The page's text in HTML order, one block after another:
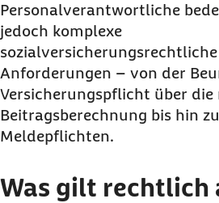
Welche Beiträge fallen bei
Mehrfachbeschäftigungen an?
Wie werden
gemeldet?
Was ist bei
noch zu beachten?
Personalverantwortliche
jedoch komplexe
sozialversicherungsrechtliche
Anforderungen – von der
Versicherungspflicht über
Beitragsberechnung bis hin
Meldepflichten.
Was gilt rechtlich